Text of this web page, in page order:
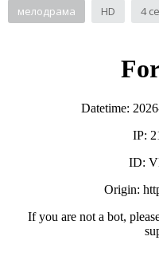
мелодрама HD 4